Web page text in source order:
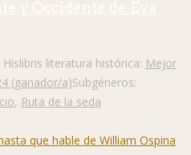
y Occidente de Eva
Hislibris literatura histórica: Mejor
(ganador/a)Subgéneros:
, Ruta de la seda